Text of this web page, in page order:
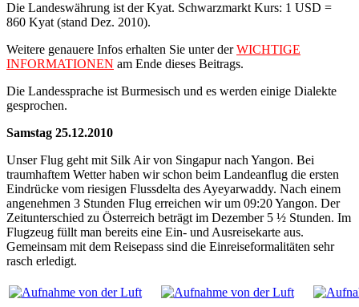
Die Landeswährung ist der Kyat. Schwarzmarkt Kurs: 1 USD =
860 Kyat (stand Dez. 2010).
Weitere genauere Infos erhalten Sie unter derWICHTIGE
INFORMATIONEN am Ende dieses Beitrags.
Die Landessprache ist Burmesisch und es werden einige Dialekte
gesprochen.
Samstag 25.12.2010
Unser Flug geht mit Silk Air von Singapur nach Yangon. Bei
traumhaftem Wetter haben wir schon beim Landeanflug die ersten
Eindrücke vom riesigen Flussdelta des Ayeyarwaddy. Nach einem
angenehmen 3 Stunden Flug erreichen wir um 09:20 Yangon. Der
Zeitunterschied zu Österreich beträgt im Dezember 5 ½ Stunden. Im
Flugzeug füllt man bereits eine Ein- und Ausreisekarte aus.
Gemeinsam mit dem Reisepass sind die Einreiseformalitäten sehr
rasch erledigt.